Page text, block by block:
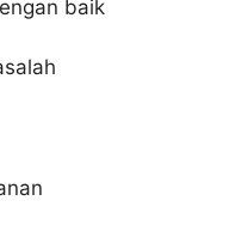
baik